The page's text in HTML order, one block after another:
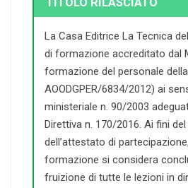
La Casa Editrice La Tecnica
di formazione accreditato dal
formazione del personale
AOODGPER/6834/2012) ai
ministeriale n. 90/2003
Direttiva n. 170/2016. Ai fini
dell’attestato di
formazione si considera
fruizione di tutte le lezioni in